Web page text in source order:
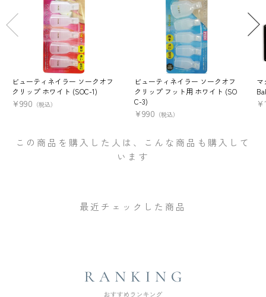
ビューティネイラー ソークオフ
クリップ ホワイト (SOC-1)
¥990 （税込）
ビューティネイラー ソークオフ
クリップ フット用 ホワイト (SO
C-3)
¥990 （税込）
マ
¥
この商品を購入した人は、こんな商品も購入して
います
最近チェックした商品